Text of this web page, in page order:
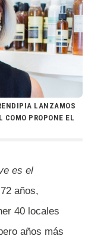
LANZAMOS
COMO PROPONE EL
es el
años,
40 locales
años más